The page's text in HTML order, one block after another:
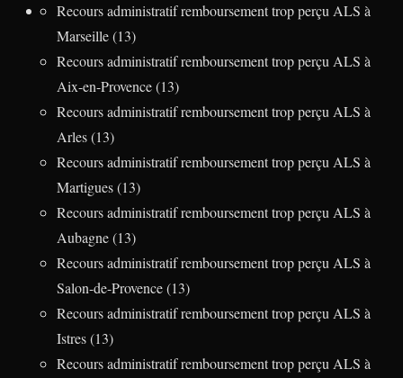
Recours administratif remboursement trop perçu ALS à
Marseille (13)
Recours administratif remboursement trop perçu ALS à
Aix-en-Provence (13)
Recours administratif remboursement trop perçu ALS à
Arles (13)
Recours administratif remboursement trop perçu ALS à
Martigues (13)
Recours administratif remboursement trop perçu ALS à
Aubagne (13)
Recours administratif remboursement trop perçu ALS à
Salon-de-Provence (13)
Recours administratif remboursement trop perçu ALS à
Istres (13)
Recours administratif remboursement trop perçu ALS à